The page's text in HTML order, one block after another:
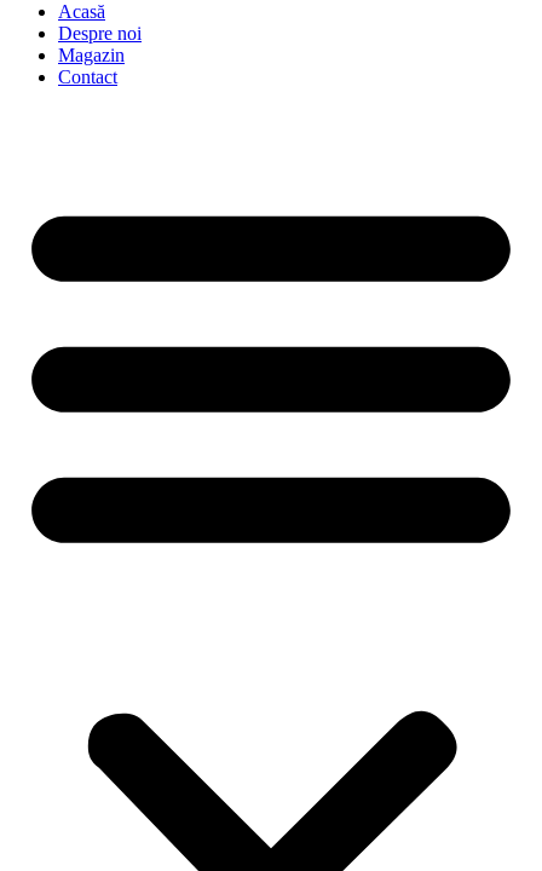
Acasă
Despre noi
Magazin
Contact